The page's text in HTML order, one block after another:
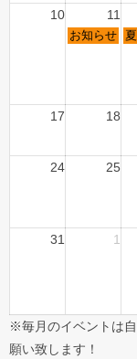
10 11
お知らせ
17 18
24 25
31 1
※毎月のイベントは
願い致します！